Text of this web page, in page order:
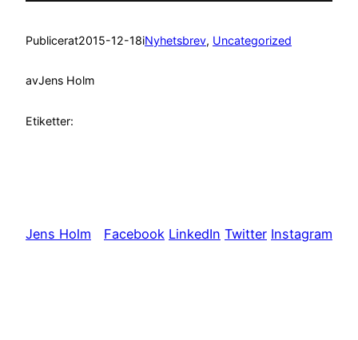
Publicerat2015-12-18iNyhetsbrev, Uncategorized
avJens Holm
Etiketter:
Jens Holm Facebook LinkedIn Twitter Instagram